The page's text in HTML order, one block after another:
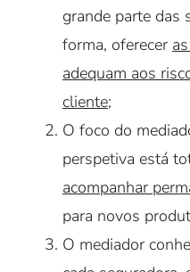
grande parte das
forma, oferecer
adequam aos
cliente;
O foco do
perspetiva está
acompanhar
para novos
O mediador